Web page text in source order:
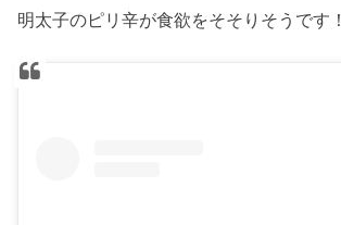
明太子のピリ辛が食欲をそそりそうです！